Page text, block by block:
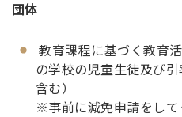
団体
教育課程に基づく教育
の学校の児童生徒及び
含む）
※事前に減免申請をして